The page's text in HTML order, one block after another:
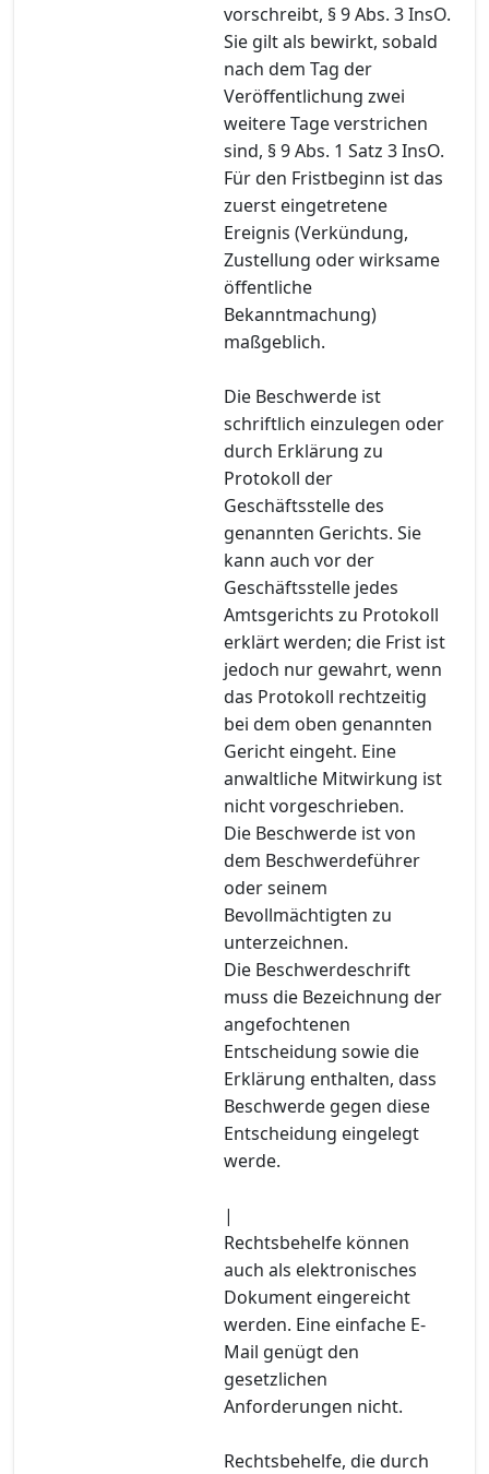
vorschreibt, § 9 Abs. 3 InsO.
Sie gilt als bewirkt, sobald
nach dem Tag der
Veröffentlichung zwei
weitere Tage verstrichen
sind, § 9 Abs. 1 Satz 3 InsO.
Für den Fristbeginn ist das
zuerst eingetretene
Ereignis (Verkündung,
Zustellung oder wirksame
öffentliche
Bekanntmachung)
maßgeblich.
Die Beschwerde ist
schriftlich einzulegen oder
durch Erklärung zu
Protokoll der
Geschäftsstelle des
genannten Gerichts. Sie
kann auch vor der
Geschäftsstelle jedes
Amtsgerichts zu Protokoll
erklärt werden; die Frist ist
jedoch nur gewahrt, wenn
das Protokoll rechtzeitig
bei dem oben genannten
Gericht eingeht. Eine
anwaltliche Mitwirkung ist
nicht vorgeschrieben.
Die Beschwerde ist von
dem Beschwerdeführer
oder seinem
Bevollmächtigten zu
unterzeichnen.
Die Beschwerdeschrift
muss die Bezeichnung der
angefochtenen
Entscheidung sowie die
Erklärung enthalten, dass
Beschwerde gegen diese
Entscheidung eingelegt
werde.
|
Rechtsbehelfe können
auch als elektronisches
Dokument eingereicht
werden. Eine einfache E-
Mail genügt den
gesetzlichen
Anforderungen nicht.
Rechtsbehelfe, die durch